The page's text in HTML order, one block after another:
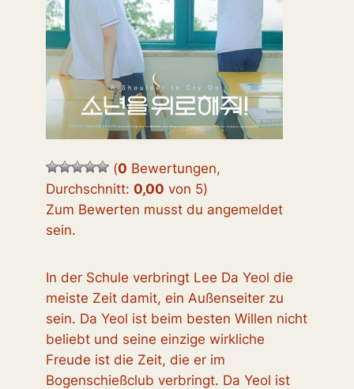
(0 Bewertungen,
Durchschnitt:0,00 von 5)
Zum Bewerten musst du angemeldet
sein.
In der Schule verbringt Lee Da Yeol die
meiste Zeit damit, ein Außenseiter zu
sein. Da Yeol ist beim besten Willen nicht
beliebt und seine einzige wirkliche
Freude ist die Zeit, die er im
Bogenschießclub verbringt. Da Yeol ist